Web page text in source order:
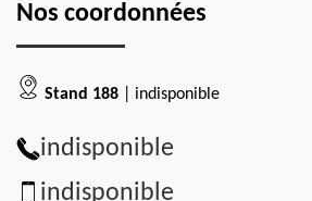
Nos coordonnées
Stand 188 | indisponible
indisponible
indisponible